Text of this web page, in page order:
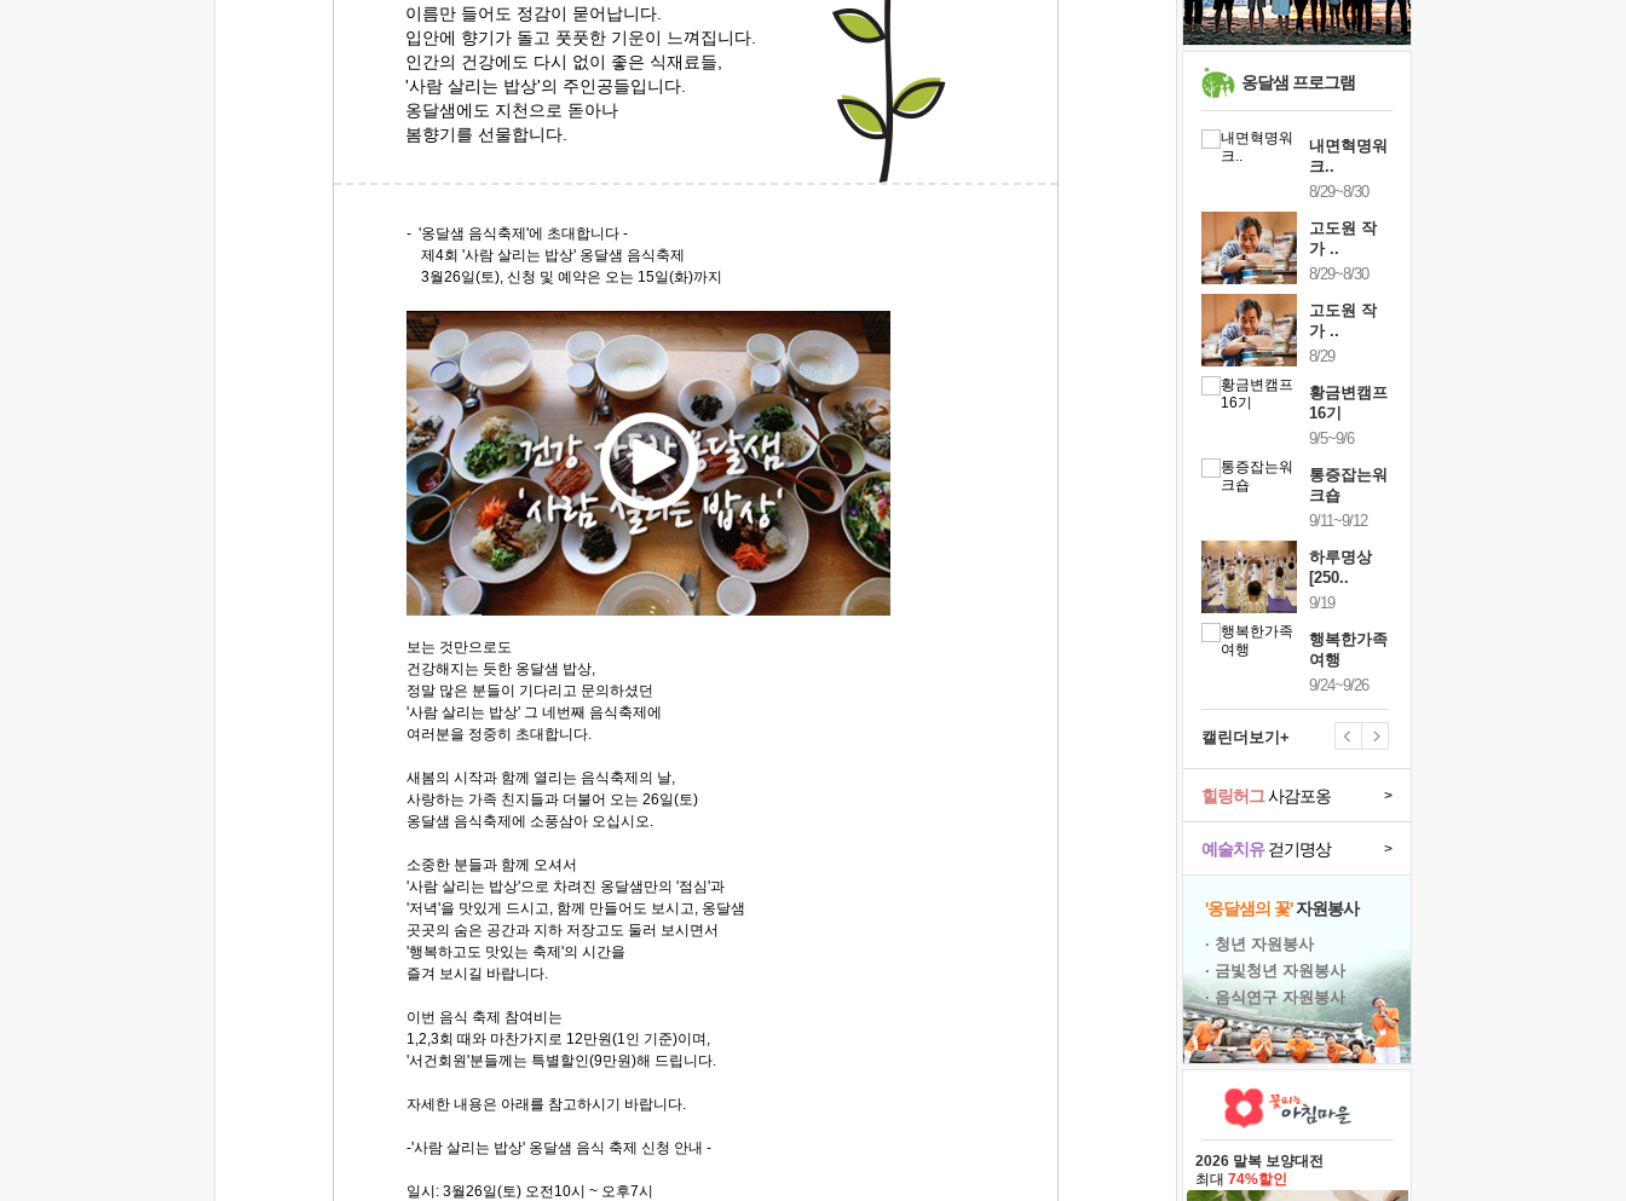
이름만 들어도 정감이 묻어납니다.
입안에 향기가 돌고 풋풋한 기운이 느껴집니다.
인간의 건강에도 다시 없이 좋은 식재료들,
'사람 살리는 밥상'의 주인공들입니다.
옹달샘에도 지천으로 돋아나
봄향기를 선물합니다.
- '옹달샘 음식축제'에 초대합니다 -
제4회 '사람 살리는 밥상' 옹달샘 음식축제
3월26일(토), 신청 및 예약은 오는 15일(화)까지
보는 것만으로도
건강해지는 듯한 옹달샘 밥상,
정말 많은 분들이 기다리고 문의하셨던
'사람 살리는 밥상' 그 네번째 음식축제에
여러분을 정중히 초대합니다.
새봄의 시작과 함께 열리는 음식축제의 날,
사랑하는 가족 친지들과 더불어 오는 26일(토)
옹달샘 음식축제에 소풍삼아 오십시오.
소중한 분들과 함께 오셔서
'사람 살리는 밥상'으로 차려진 옹달샘만의 '점심'과
'저녁'을 맛있게 드시고, 함께 만들어도 보시고, 옹달샘
곳곳의 숨은 공간과 지하 저장고도 둘러 보시면서
'행복하고도 맛있는 축제'의 시간을
즐겨 보시길 바랍니다.
이번 음식 축제 참여비는
1,2,3회 때와 마찬가지로 12만원(1인 기준)이며,
'서건회원'분들께는 특별할인(9만원)해 드립니다.
자세한 내용은 아래를 참고하시기 바랍니다.
-'사람 살리는 밥상' 옹달샘 음식 축제 신청 안내 -
일시: 3월26일(토) 오전10시 ~ 오후7시
유년 시절의 부산 영도 바다
못된 꼰대들
희망이란
옹달샘 프로그램
내면혁명워
크..
8/29~8/30
고도원 작
가 ..
8/29~8/30
고도원 작
가 ..
8/29
황금변캠프
16기
9/5~9/6
통증잡는워
크숍
9/11~9/12
하루명상
[250..
9/19
행복한가족
여행
9/24~9/26
캘린더보기+
예술치유걷기명상 >
힐링허그사감포옹 >
'옹달샘의 꽃'자원봉사
· 청년 자원봉사
· 금빛청년 자원봉사
· 음식연구 자원봉사
2026 말복 보양대전
최대 74%할인